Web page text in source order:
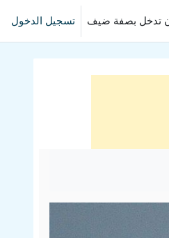
تدخل بصفة ضيف تسجيل الدخول